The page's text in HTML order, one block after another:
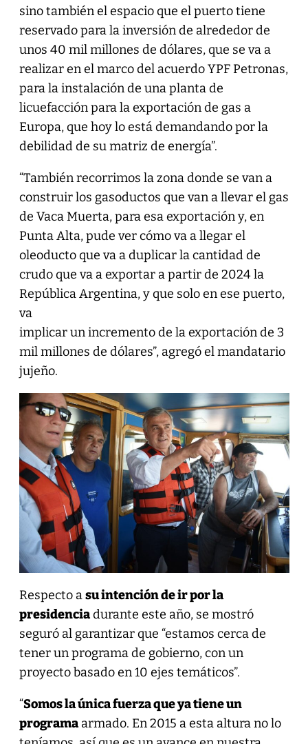
sino también el espacio que el puerto tiene
reservado para la inversión de alrededor de
unos 40 mil millones de dólares, que se va a
realizar en el marco del acuerdo YPF Petronas,
para la instalación de una planta de
licuefacción para la exportación de gas a
Europa, que hoy lo está demandando por la
debilidad de su matriz de energía”.
“También recorrimos la zona donde se van a
construir los gasoductos que van a llevar el gas
de Vaca Muerta, para esa exportación y, en
Punta Alta, pude ver cómo va a llegar el
oleoducto que va a duplicar la cantidad de
crudo que va a exportar a partir de 2024 la
República Argentina, y que solo en ese puerto,
va
implicar un incremento de la exportación de 3
mil millones de dólares”, agregó el mandatario
jujeño.
Respecto asu intención de ir por la
presidenciadurante este año, se mostró
seguró al garantizar que “estamos cerca de
tener un programa de gobierno, con un
proyecto basado en 10 ejes temáticos”.
“Somos la única fuerza que ya tiene un
programaarmado. En 2015 a esta altura no lo